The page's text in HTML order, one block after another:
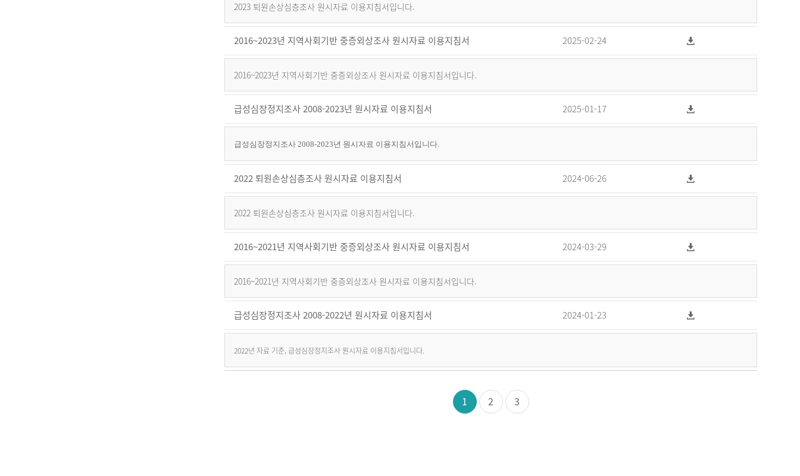
2023 퇴원손상심층조사 원시자료 이용지침서입니다.
2016~2023년 지역사회기반 중증외상조사 원시자료 이용지침서 2025-02-24
2016~2023년 지역사회기반 중증외상조사 원시자료 이용지침서입니다.
급성심장정지조사 2008-2023년 원시자료 이용지침서 2025-01-17
급성심장정지조사 2008-2023년 원시자료 이용지침서입니다.
2022 퇴원손상심층조사 원시자료 이용지침서 2024-06-26
2022 퇴원손상심층조사 원시자료 이용지침서입니다.
2016~2021년 지역사회기반 중증외상조사 원시자료 이용지침서 2024-03-29
2016~2021년 지역사회기반 중증외상조사 원시자료 이용지침서입니다.
급성심장정지조사 2008-2022년 원시자료 이용지침서 2024-01-23
2022년 자료 기준, 급성심장정지조사 원시자료 이용지침서입니다.
1 2 3